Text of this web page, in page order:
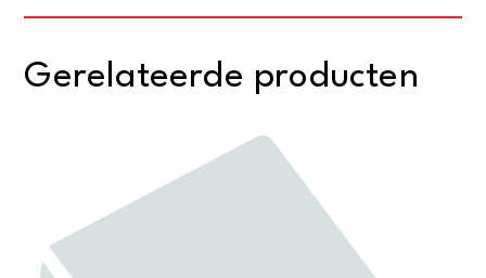
Gerelateerde producten